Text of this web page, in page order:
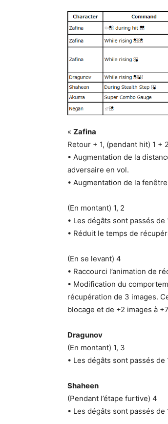
« Zafina
Retour + 1, (pendant hit) 1 + 2
• Augmentation de la
adversaire en vol.
• Augmentation de la
(En montant) 1, 2
• Les dégâts sont passés de
• Réduit le temps de
(En se levant) 4
• Raccourci l’animation de
• Modification du
récupération de 3 images.
blocage et de +2 images à
Dragunov
(En montant) 1, 3
• Les dégâts sont passés de
Shaheen
(Pendant l’étape furtive) 4
• Les dégâts sont passés de